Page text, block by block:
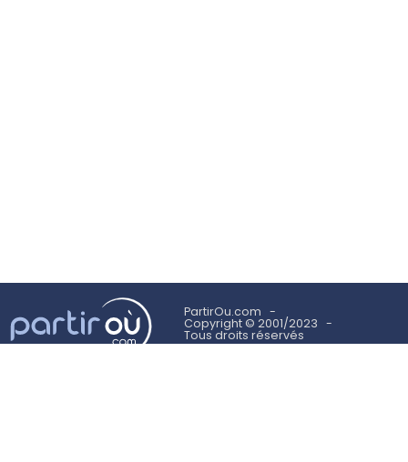
PartirOu.com
Copyright © 2001/2023
Tous droits réservés